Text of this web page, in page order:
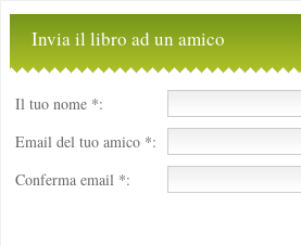
Invia il libro ad un amico
Il tuo nome *:
Email del tuo amico *:
Conferma email *: